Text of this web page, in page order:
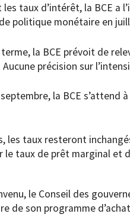
les taux d’intérêt, la BCE a
politique monétaire en
la BCE prévoit de
précision sur
la BCE s’attend
les taux resteront
le taux de prêt marginal et
le Conseil des
de son programme